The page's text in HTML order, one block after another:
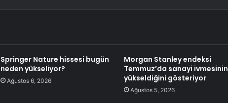
Springer Nature hissesi bugün
neden yükseliyor?
Ağustos 6, 2026
Morgan Stanley endeksi
Temmuz’da sanayi ivmesinin
yükseldiğini gösteriyor
Ağustos 5, 2026